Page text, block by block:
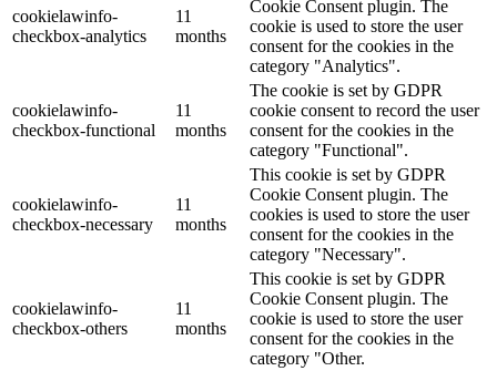
cookielawinfo-
checkbox-analytics
11
months
Cookie Consent plugin. The
cookie is used to store the user
consent for the cookies in the
category "Analytics".
cookielawinfo-
checkbox-functional
11
months
The cookie is set by GDPR
cookie consent to record the user
consent for the cookies in the
category "Functional".
cookielawinfo-
checkbox-necessary
11
months
This cookie is set by GDPR
Cookie Consent plugin. The
cookies is used to store the user
consent for the cookies in the
category "Necessary".
cookielawinfo-
checkbox-others
11
months
This cookie is set by GDPR
Cookie Consent plugin. The
cookie is used to store the user
consent for the cookies in the
category "Other.